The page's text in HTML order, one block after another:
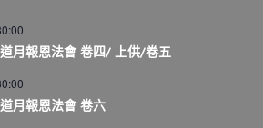
月報恩法會 卷四/ 上供/卷五
月報恩法會 卷六